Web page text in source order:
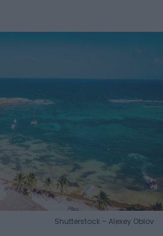
Shutterstock – Alexey Oblov